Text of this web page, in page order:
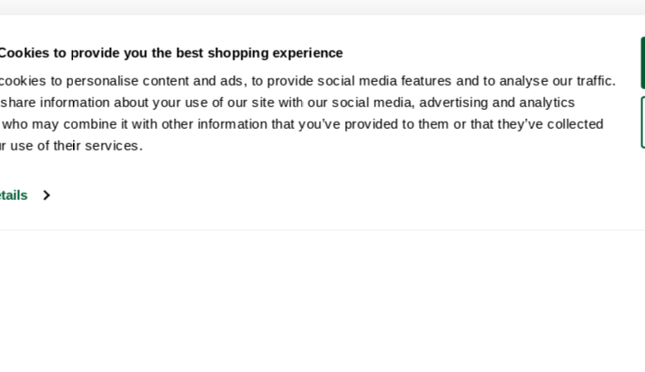
to provide you the best shopping experience
to personalise content and ads, to provide social media features and to analyse our traffic.
information about your use of our site with our social media, advertising and analytics
may combine it with other information that you’ve provided to them or that they’ve collected
use of their services.